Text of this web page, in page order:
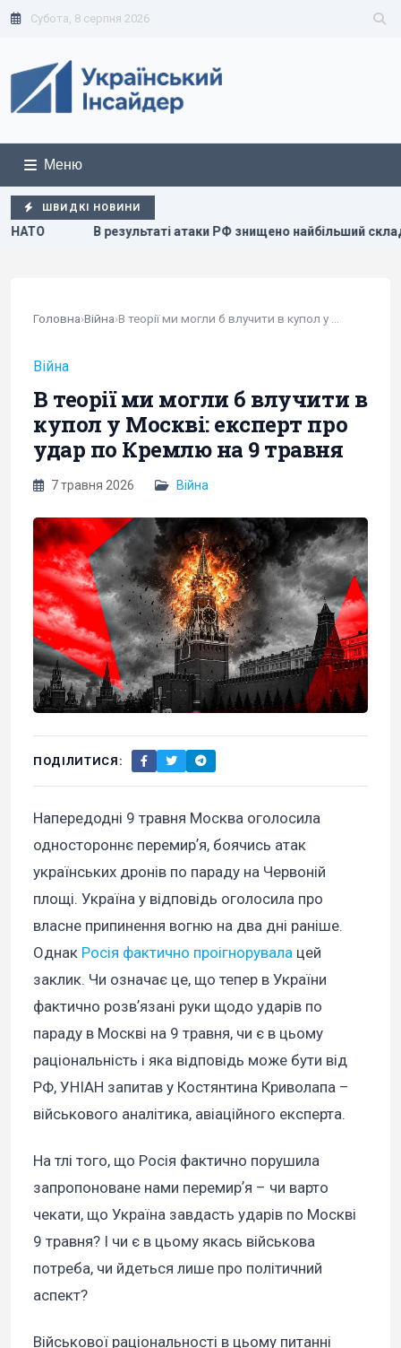
Субота, 8 серпня 2026
Меню
ШВИДКІ НОВИНИ
найбільший склад засобів індивідуального захисту
Головна›Війна›
Війна
В теорії ми могли б влучити в
купол у Москві: експерт про
удар по Кремлю на 9 травня
7 травня 2026 Війна
ПОДІЛИТИСЯ:
Напередодні 9 травня Москва оголосила
одностороннє перемирʼя, боячись атак
українських дронів по параду на Червоній
площі. Україна у відповідь оголосила про
власне припинення вогню на два дні раніше.
Однак Росія фактично проігнорувала цей
заклик. Чи означає це, що тепер в України
фактично розвʼязані руки щодо ударів по
параду в Москві на 9 травня, чи є в цьому
раціональність і яка відповідь може бути від
РФ, УНІАН запитав у Костянтина Криволапа –
військового аналітика, авіаційного експерта.
На тлі того, що Росія фактично порушила
запропоноване нами перемирʼя – чи варто
чекати, що Україна завдасть ударів по Москві
9 травня? І чи є в цьому якась військова
потреба, чи йдеться лише про політичний
аспект?
Військової раціональності в цьому питанні